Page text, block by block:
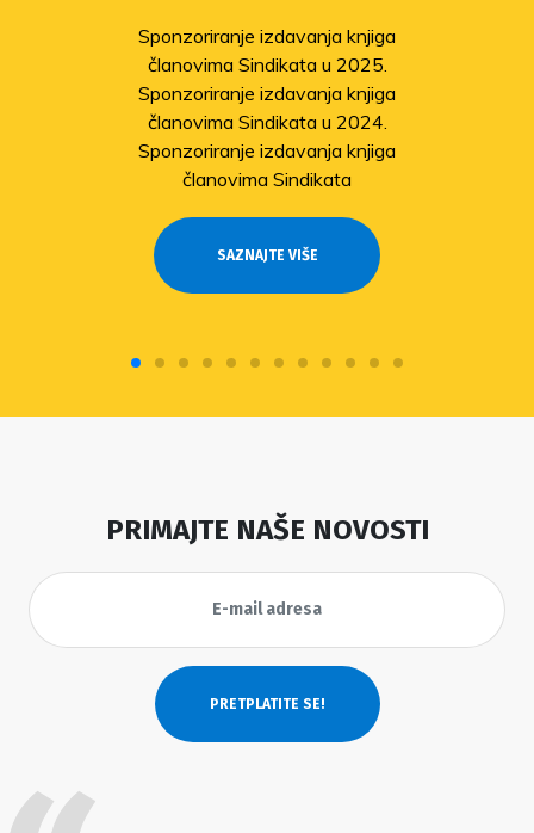
Sponzoriranje izdavanja knjiga
članovima Sindikata u 2025.
Sponzoriranje izdavanja knjiga
članovima Sindikata u 2024.
Sponzoriranje izdavanja knjiga
članovima Sindikata
SAZNAJTE VIŠE
PRIMAJTE NAŠE NOVOSTI